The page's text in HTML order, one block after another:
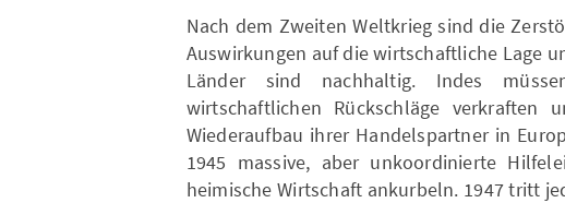
Nach dem Zweiten Weltkrieg sind die
Auswirkungen auf die wirtschaftliche Lage
Länder sind nachhaltig. Indes
wirtschaftlichen Rückschläge verkraften
Wiederaufbau ihrer Handelspartner in
1945 massive, aber unkoordinierte
heimische Wirtschaft ankurbeln. 1947 tritt